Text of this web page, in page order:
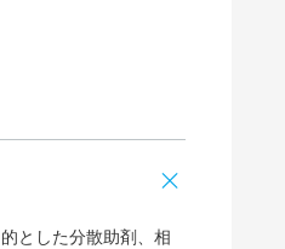
とした分散助剤、相